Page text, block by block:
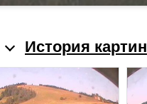
История картин